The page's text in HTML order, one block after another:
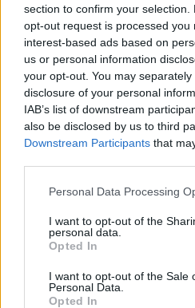
section to confirm your
opt-out request is processed you
interest-based ads based on
us or personal information
your opt-out. You may
disclosure of your personal
IAB’s list of downstream
also be disclosed by us to third
Downstream Participants that
Please note that this website/
not limited to your visit or usage
grant or deny consent to Google
use your data for below
consent section.
Personal Data Processing
I want to opt-out of the
personal data.
Opted In
I want to opt-out of the Sale
Personal Data.
Opted In
Θα πετύχουμε την ανάταξη
ΔΗΜΗΤΡΗΣ ΒΑΡΤΖΟΠΟΥΛΟΣ